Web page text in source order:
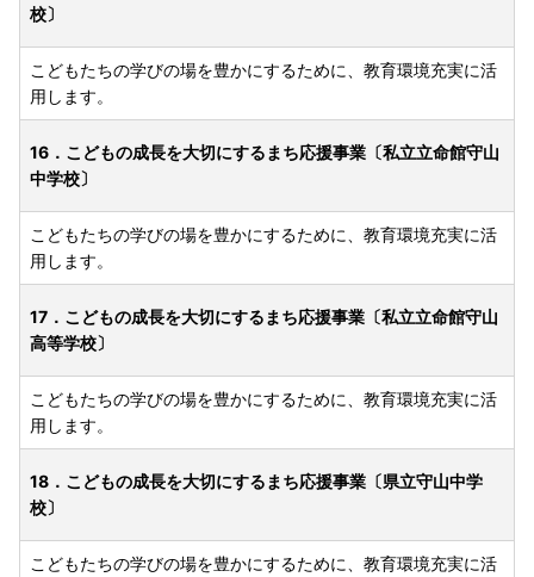
校〕
こどもたちの学びの場を豊かにするために、教育環境充実に活
用します。
16．こどもの成長を大切にするまち応援事業〔私立立命館守山
中学校〕
こどもたちの学びの場を豊かにするために、教育環境充実に活
用します。
17．こどもの成長を大切にするまち応援事業〔私立立命館守山
高等学校〕
こどもたちの学びの場を豊かにするために、教育環境充実に活
用します。
18．こどもの成長を大切にするまち応援事業〔県立守山中学
校〕
こどもたちの学びの場を豊かにするために、教育環境充実に活